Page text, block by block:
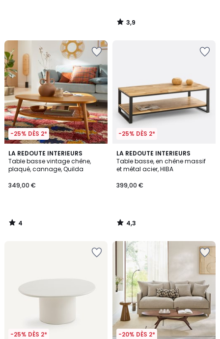
3,9
/
-25% DÈS 2*
LA REDOUTE INTERIEURS
Table basse vintage chêne,
plaqué, cannage, Quilda
349,00 €
4
/
5
4
/
-25% DÈS 2*
LA REDOUTE INTERIEURS
Table basse, en chêne massif
et métal acier, HIBA
399,00 €
4,3
/ 5
4,3
/
-25% DÈS 2* -20% DÈS 2*